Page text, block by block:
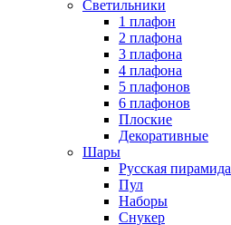
Светильники
1 плафон
2 плафона
3 плафона
4 плафона
5 плафонов
6 плафонов
Плоские
Декоративные
Шары
Русская пирамида
Пул
Наборы
Снукер